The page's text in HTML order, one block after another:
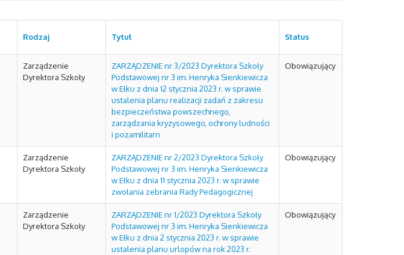
Rodzaj Tytuł Status
Zarządzenie
Dyrektora Szkoły
ZARZĄDZENIE nr 3/2023 Dyrektora Szkoły
Podstawowej nr 3 im. Henryka Sienkiewicza
w Ełku z dnia 12 stycznia 2023 r. w sprawie
ustalenia planu realizacji zadań z zakresu
bezpieczeństwa powszechnego,
zarządzania kryzysowego, ochrony ludności
i pozamilitarn
Obowiązujący
Zarządzenie
Dyrektora Szkoły
ZARZĄDZENIE nr 2/2023 Dyrektora Szkoły
Podstawowej nr 3 im. Henryka Sienkiewicza
w Ełku z dnia 11 stycznia 2023 r. w sprawie
zwołania zebrania Rady Pedagogicznej
Obowiązujący
Zarządzenie
Dyrektora Szkoły
ZARZĄDZENIE nr 1/2023 Dyrektora Szkoły
Podstawowej nr 3 im. Henryka Sienkiewicza
w Ełku z dnia 2 stycznia 2023 r. w sprawie
ustalenia planu urlopów na rok 2023 r.
Obowiązujący